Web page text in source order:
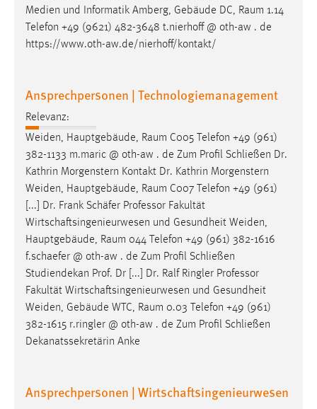
Medien und Informatik Amberg, Gebäude DC, Raum 1.14
Telefon +49 (9621) 482-3648 t.nierhoff @ oth-aw . de
https://www.oth-aw.de/nierhoff/kontakt/
Ansprechpersonen | Technologiemanagement
Relevanz:
Weiden, Hauptgebäude, Raum C005 Telefon +49 (961)
382-1133 m.maric @ oth-aw . de Zum Profil Schließen Dr.
Kathrin Morgenstern Kontakt Dr. Kathrin Morgenstern
Weiden, Hauptgebäude, Raum C007 Telefon +49 (961)
[...] Dr. Frank Schäfer Professor Fakultät
Wirtschaftsingenieurwesen und Gesundheit Weiden,
Hauptgebäude, Raum 044 Telefon +49 (961) 382-1616
f.schaefer @ oth-aw . de Zum Profil Schließen
Studiendekan Prof. Dr [...] Dr. Ralf Ringler Professor
Fakultät Wirtschaftsingenieurwesen und Gesundheit
Weiden, Gebäude WTC, Raum 0.03 Telefon +49 (961)
382-1615 r.ringler @ oth-aw . de Zum Profil Schließen
Dekanatssekretärin Anke
Ansprechpersonen | Wirtschaftsingenieurwesen